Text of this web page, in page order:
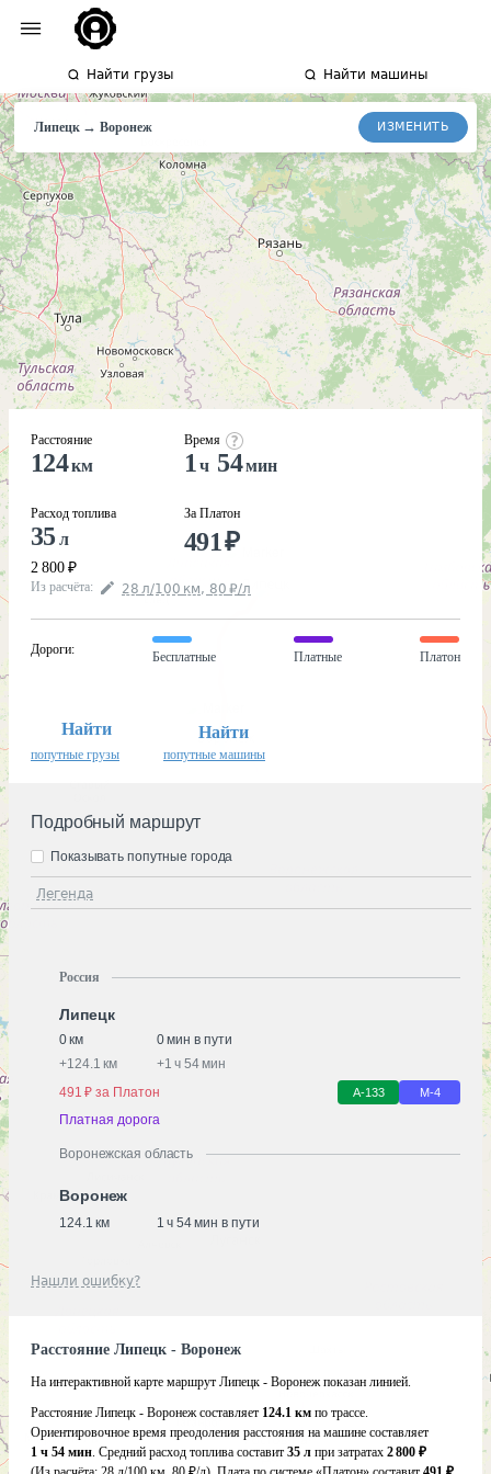
Найти грузы Найти машины
Липецк→Воронеж ИЗМЕНИТЬ
Расстояние
124км
Расход топлива
35 л
2 800 ₽
Время
1 ч 54мин
За Платон
491₽
Из расчёта: 28 л/100 км, 80 ₽/л
Дороги:
Бесплатные Платные Платон
Найти
попутные грузы
Найти
попутные машины
Подробный маршрут
Легенда
Показывать попутные города
Россия
Липецк
0 км
0 мин в пути
+124.1 км +1 ч 54 мин
491 ₽ за Платон
А-133 М-4
Платная дорога
Воронежская область
Воронеж
124.1 км 1 ч 54 мин в пути
Нашли ошибку?
Расстояние Липецк - Воронеж
На интерактивной карте маршрут Липецк - Воронеж показан линией.
Расстояние Липецк - Воронеж составляет 124.1 км по трассе.
Ориентировочное время преодоления расстояния на машине составляет
1 ч 54 мин. Средний расход топлива составит 35 л при затратах 2 800 ₽